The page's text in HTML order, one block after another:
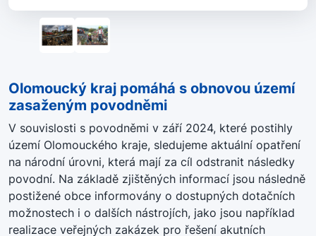
Olomoucký kraj pomáhá s obnovou území
zasaženým povodněmi
V souvislosti s povodněmi v září 2024, které postihly
území Olomouckého kraje, sledujeme aktuální opatření
na národní úrovni, která mají za cíl odstranit následky
povodní. Na základě zjištěných informací jsou následně
postižené obce informovány o dostupných dotačních
možnostech i o dalších nástrojích, jako jsou například
realizace veřejných zakázek pro řešení akutních